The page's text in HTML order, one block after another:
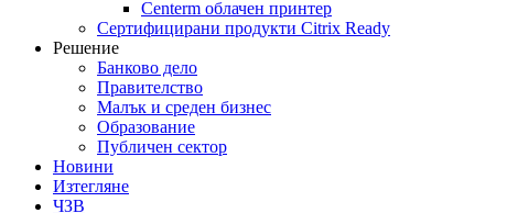
Centerm облачен принтер
Сертифицирани продукти Citrix Ready
Решение
Банково дело
Правителство
Малък и среден бизнес
Образование
Публичен сектор
Новини
Изтегляне
ЧЗВ